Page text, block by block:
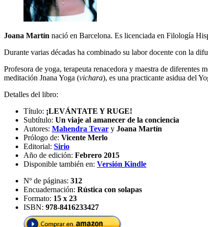
Joana Martín nació en Barcelona. Es licenciada en Filología
Durante varias décadas ha combinado su labor docente con la
Profesora de yoga, terapeuta renacedora y maestra de diferentes
meditación Jnana Yoga (vichara), es una practicante asidua del
Detalles del libro:
Título: ¡LEVÁNTATE Y RUGE!
Subtítulo: Un viaje al amanecer de la conciencia
Autores: Mahendra Tevar y Joana Martín
Prólogo de: Vicente Merlo
Editorial: Sirio
Año de edición: Febrero 2015
Disponible también en: Versión Kindle
Nº de páginas: 312
Encuadernación: Rústica con solapas
Formato: 15 x 23
ISBN: 978-8416233427